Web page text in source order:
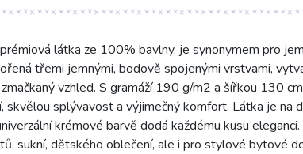
látka ze 100% bavlny, je synonymem pro
třemi jemnými, bodově spojenými vrstvami,
vzhled. S gramáží 190 g/m2 a šířkou 130
skvělou splývavost a výjimečný komfort. Látka je na
krémové barvě dodá každému kusu
sukní, dětského oblečení, ale i pro stylové bytové